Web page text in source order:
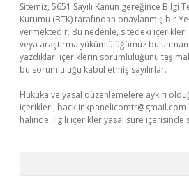
Sitemiz, 5651 Sayılı Kanun gereğince Bilgi
Kurumu (BTK) tarafından onaylanmış bir
vermektedir. Bu nedenle, sitedeki
veya araştırma yükümlülüğümüz
yazdıkları içeriklerin sorumluluğunu
bu sorumluluğu kabul etmiş sayılırlar.
Hukuka ve yasal düzenlemelere aykırı
içerikleri, backlinkpanelicomtr@gmail.com
halinde, ilgili içerikler yasal süre içerisinde